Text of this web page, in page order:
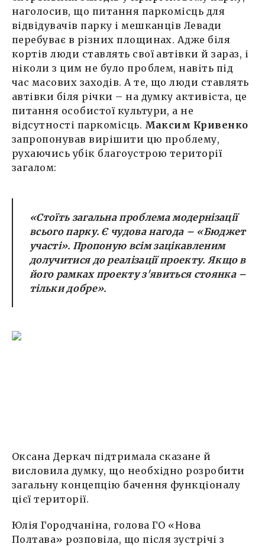
наголосив, що питання паркомісць для
відвідувачів парку і мешканців Левади
перебуває в різних площинах. Адже біля
кортів люди ставлять свої автівки й зараз, і
ніколи з цим не було проблем, навіть під
час масових заходів. А те, що люди ставлять
автівки біля річки – на думку активіста, це
питання особистої культури, а не
відсутності паркомісць. Максим Кривенко
запропонував вирішити цю проблему,
рухаючись убік благоустрою території
загалом:
«Стоїть загальна проблема модернізації
всього парку. Є чудова нагода – «Бюджет
участі». Пропоную всім зацікавленим
долучитися до реалізації проекту. Якщо в
його рамках проекту з'явиться стоянка –
тільки добре».
Оксана Деркач підтримала сказане й
висловила думку, що необхідно розробити
загальну концепцію бачення функціоналу
цієї території.
Юлія Городчаніна, голова ГО «Нова
Полтава» розповіла, що після зустрічі з